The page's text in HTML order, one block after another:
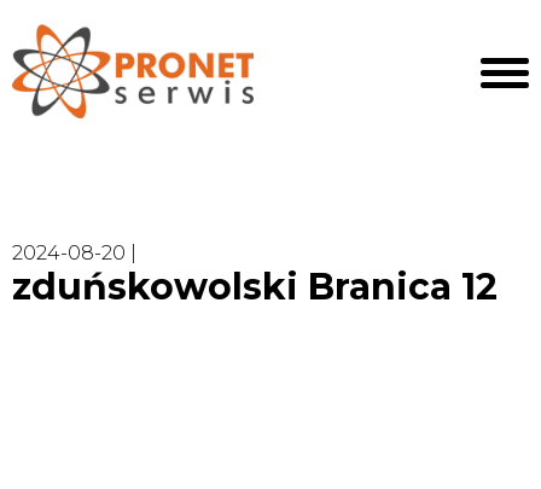
2024-08-20 |
zduńskowolski Branica 12